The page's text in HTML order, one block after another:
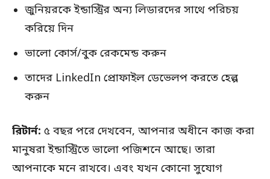
জুনিয়রকে ইন্ডাস্ট্রির অন্য লিডারদের সাথে পরিচয়
করিয়ে দিন
ভালো কোর্স/বুক রেকমেন্ড করুন
তাদের LinkedIn প্রোফাইল ডেভেলপ করতে হেল্প
করুন
রিটার্ন: ৫ বছর পরে দেখবেন, আপনার অধীনে কাজ করা
মানুষরা ইন্ডাস্ট্রিতে ভালো পজিশনে আছে। তারা
আপনাকে মনে রাখবে। এবং যখন কোনো সুযোগ